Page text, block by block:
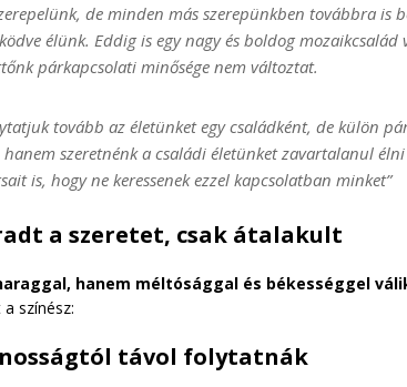
de minden más szerepünkben továbbra is
élünk. Eddig is egy nagy és boldog mozaikcsalád
párkapcsolati minősége nem változtat.
tovább az életünket egy családként, de külön
szeretnénk a családi életünket zavartalanul
is, hogy ne keressenek ezzel kapcsolatban minket”
a szeretet, csak átalakult
hanem méltósággal és békességgel
színész:
távol folytatnák